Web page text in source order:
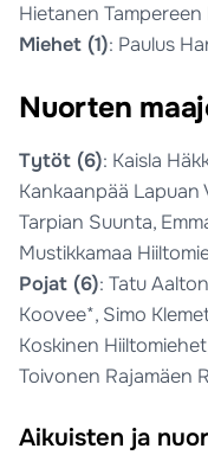
Hietanen
Miehet (1): Paulus
Nuorten
Tytöt (6): Kaisla
Kankaanpää Lapuan
Tarpian Suunta,
Mustikkamaa
Pojat (6): Tatu
Koovee*, Simo
Koskinen
Toivonen Rajamäen
Aikuisten ja